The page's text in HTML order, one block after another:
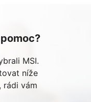
MSI.
níže
rádi vám